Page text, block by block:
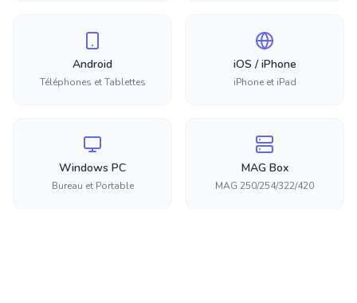
Android
Téléphones et Tablettes
iOS / iPhone
iPhone et iPad
Windows PC
Bureau et Portable
MAG Box
MAG 250/254/322/420